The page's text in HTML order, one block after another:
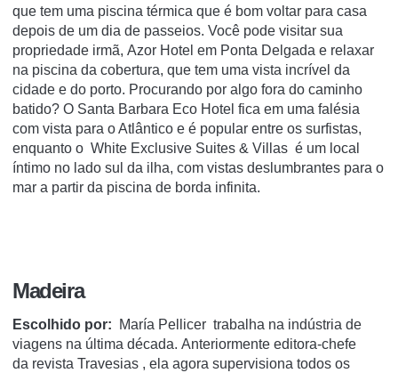
que tem uma piscina térmica que é bom voltar para casa
depois de um dia de passeios. Você pode visitar sua
propriedade irmã, Azor Hotel em Ponta Delgada e relaxar
na piscina da cobertura, que tem uma vista incrível da
cidade e do porto. Procurando por algo fora do caminho
batido? O Santa Barbara Eco Hotel fica em uma falésia
com vista para o Atlântico e é popular entre os surfistas,
enquanto o White Exclusive Suites & Villas é um local
íntimo no lado sul da ilha, com vistas deslumbrantes para o
mar a partir da piscina de borda infinita.
Madeira
Escolhido por: María Pellicer trabalha na indústria de
viagens na última década. Anteriormente editora-chefe
da revista Travesias , ela agora supervisiona todos os